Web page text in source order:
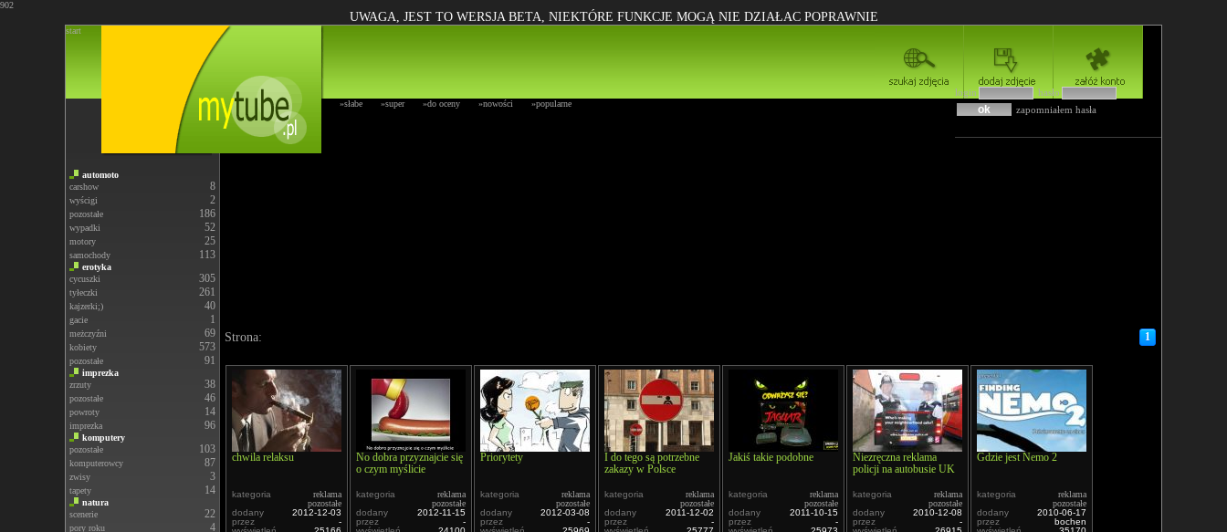
902
UWAGA, JEST TO WERSJA BETA, NIEKTÓRE FUNKCJE MOGĄ NIE DZIAŁAC POPRAWNIE
start
»słabe »super »do oceny »nowości »popularne
login
hasło
zapomniałem hasła
automoto
carshow
8
wyścigi 2
pozostałe 186
wypadki 52
motory 25
samochody 113
erotyka
cycuszki
305
tyłeczki 261
kajzerki;) 40
gacie 1
meżczyźni 69
kobiety 573
pozostałe 91
imprezka
zrzuty
38
pozostałe 46
powroty 14
imprezka 96
komputery
pozostałe
103
komputerowcy 87
zwisy 3
tapety 14
natura
scenerie
22
pory roku 4
1
Strona:
chwila relaksu
kategoria
reklama
pozostałe
dodany
2012-12-03
przez
-
No dobra przyznajcie się
o czym myślicie
kategoria
reklama
pozostałe
dodany
2012-11-15
przez
-
Priorytety
kategoria
reklama
pozostałe
dodany
2012-03-08
przez
-
I do tego są potrzebne
zakazy w Polsce
kategoria
reklama
pozostałe
dodany
2011-12-02
przez
-
Jakiś takie podobne
kategoria
reklama
pozostałe
dodany
2011-10-15
przez
-
Niezręczna reklama
policji na autobusie UK
kategoria
reklama
pozostałe
dodany
2010-12-08
przez
-
Gdzie jest Nemo 2
kategoria
reklama
pozostałe
dodany
2010-06-17
przez
bochen